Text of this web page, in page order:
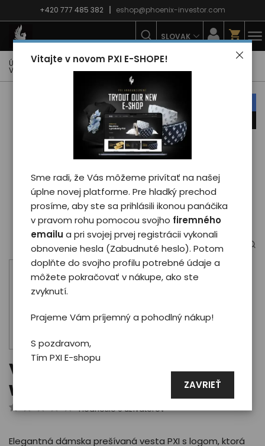
Vitajte v novom PXI E-SHOPE!
Sme radi, že Vás môžeme privítať na našej
úplne novej platforme. Pre hladký prechod
prosíme, aby ste sa prihlásili ikonou panáčika
v pravom rohu pomocou svojho firemného
emailu a pri svojej prvej registrácii vykonali
obnovenie hesla (Zabudnuté heslo). Potom
doplňte do svojho profilu potrebné údaje a
môžete pokračovať v nákupe, ako ste
zvyknutí.
Prajeme Vám príjemný a pohodlný nákup!
S pozdravom,
Tím PXI E-shopu
ZAVRIEŤ
+420 777 485 382 eshop@phoenix-investor.com
SLOVAK
Úvodná strana E-shop Móda Vesty
Dámská vesta
Vesta Phoenix PXI - woman/black L
Vesta Phoenix PXI -
woman/black L
Hodnotilo 0 užívateľov
Elegantná dámska prešívaná vesta PXI s logom, ktorá